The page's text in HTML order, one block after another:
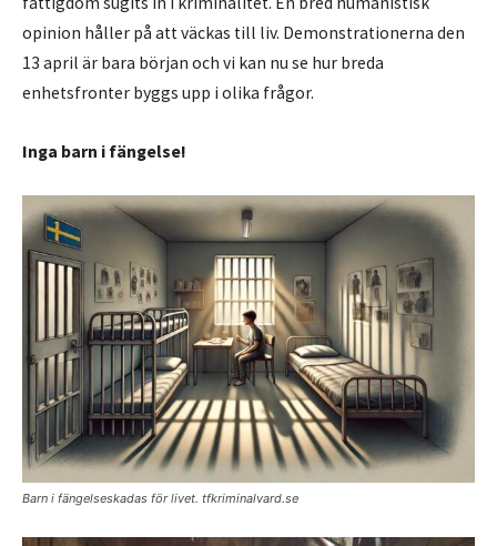
opinion håller på att väckas till liv. Demonstrationerna den
13 april är bara början och vi kan nu se hur breda
enhetsfronter byggs upp i olika frågor.
Inga barn i fängelse!
Barn i fängelseskadas för livet. tfkriminalvard.se